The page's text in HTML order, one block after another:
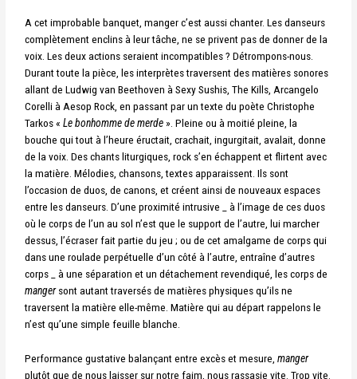
A cet improbable banquet, manger c’est aussi chanter. Les danseurs
complètement enclins à leur tâche, ne se privent pas de donner de la
voix. Les deux actions seraient incompatibles ? Détrompons-nous.
Durant toute la pièce, les interprètes traversent des matières sonores
allant de Ludwig van Beethoven à Sexy Sushis, The Kills, Arcangelo
Corelli à Aesop Rock, en passant par un texte du poète Christophe
Tarkos «Le bonhomme de merde». Pleine ou à moitié pleine, la
bouche qui tout à l’heure éructait, crachait, ingurgitait, avalait, donne
de la voix. Des chants liturgiques, rock s’en échappent et flirtent avec
la matière. Mélodies, chansons, textes apparaissent. Ils sont
l’occasion de duos, de canons, et créent ainsi de nouveaux espaces
entre les danseurs. D’une proximité intrusive _ à l’image de ces duos
où le corps de l’un au sol n’est que le support de l’autre, lui marcher
dessus, l’écraser fait partie du jeu ; ou de cet amalgame de corps qui
dans une roulade perpétuelle d’un côté à l’autre, entraîne d’autres
corps _ à une séparation et un détachement revendiqué, les corps de
mangersont autant traversés de matières physiques qu’ils ne
traversent la matière elle-même. Matière qui au départ rappelons le
n’est qu’une simple feuille blanche.
Performance gustative balançant entre excès et mesure,manger
plutôt que de nous laisser sur notre faim, nous rassasie vite. Trop vite.